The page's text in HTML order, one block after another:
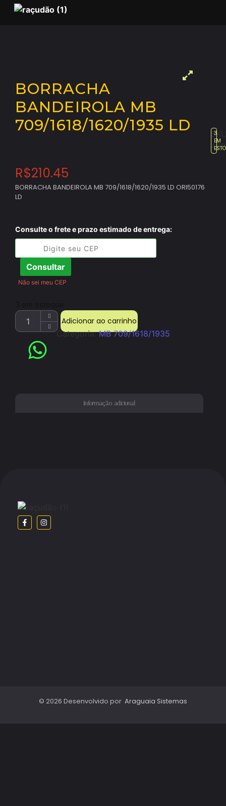
BORRACHA
BANDEIROLA MB
709/1618/1620/1935 LD
469
3
EM
R$210.45
BORRACHA BANDEIROLA MB 709/1618/1620/1935 LD ORI50176
LD
Consulte o frete e prazo estimado de entrega:
Consultar
Não sei meu CEP
Adicionar ao carrinho
Categoria:MB 709/1618/1935
Informação adicional
© 2026 Desenvolvido por Araguaia Sistemas